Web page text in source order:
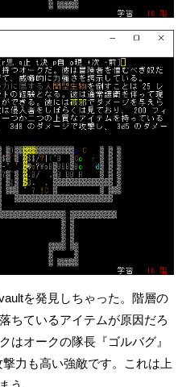
を発見しちゃった。階層の
ちているアイテムが原因だろ
はオークの隊長『ゴルバグ』
力も高い強敵です。これは上